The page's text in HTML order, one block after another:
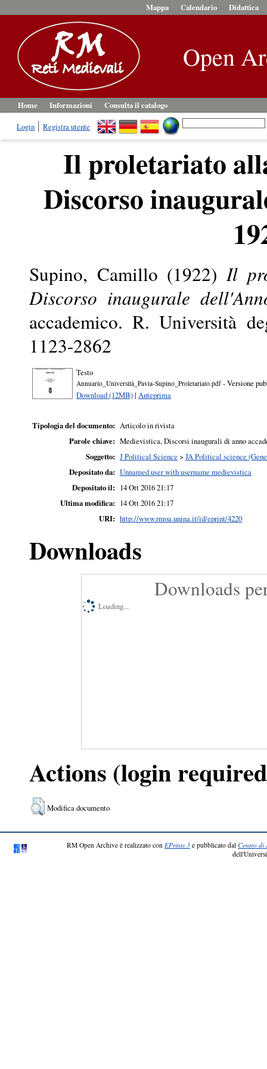
Mappa Calendario Didattica
Open
Home Informazioni
Consulta il catalogo
Login
Registra utente
Il proletariato
Discorso
Supino, Camillo (1922)Il
Discorso inaugurale
accademico. R. Università
1123-2862
Testo
Annuario_Università_Pavia-Supino_Proletariato.pdf- Versione
Download (12MB)| Anteprima
Tipologia del documento: Articolo in rivista
Parole chiave: Medievistica, Discorsi inaugurali di anno
Soggetto: J Political Science > JA Political science
Depositato da: Unnamed user with username medievistica
Depositato il: 14 Ott 2016 21:17
Ultima modifica: 14 Ott 2016 21:17
URI: http://www.rmoa.unina.it/id/eprint/4220
Downloads
Downloads
Loading...
Actions (login
Modifica documento
RM Open Archive è realizzato con EPrints 3 e pubblicato dal Centro di